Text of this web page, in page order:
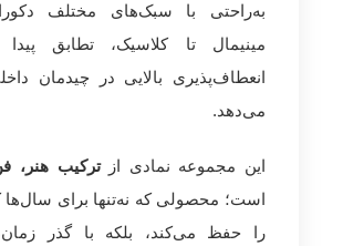
به‌راحتی با سبک‌های مختلف
مینیمال تا کلاسیک، تطابق
انعطاف‌پذیری بالایی در چیدمان
می‌دهد.
این مجموعه نمادی ازترکیب هنر،
است؛ محصولی که نه‌تنها برای سال‌ها
را حفظ می‌کند، بلکه با گذر